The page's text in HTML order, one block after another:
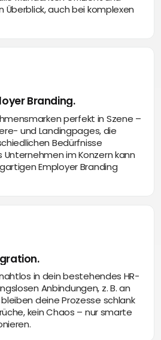
auch bei komplexen
Branding.
perfekt in Szene –
und Landingpages, die
Bedürfnisse
im Konzern kann
Employer Branding
in dein bestehendes HR-
Anbindungen, z. B. an
deine Prozesse schlank
kein Chaos – nur smarte